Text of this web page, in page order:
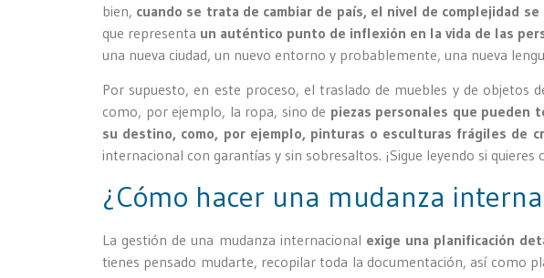
bien, cuando se trata de cambiar de país, el nivel de complejidad
que representa un auténtico punto de inflexión en la vida de las
una nueva ciudad, un nuevo entorno y probablemente, una nueva
Por supuesto, en este proceso, el traslado de muebles y de objetos
como, por ejemplo, la ropa, sino de piezas personales que pueden
su destino, como, por ejemplo, pinturas o esculturas frágiles de
internacional con garantías y sin sobresaltos. ¡Sigue leyendo si
¿Cómo hacer una mudanza
La gestión de una mudanza internacional exige una planificación
tienes pensado mudarte, recopilar toda la documentación, así como